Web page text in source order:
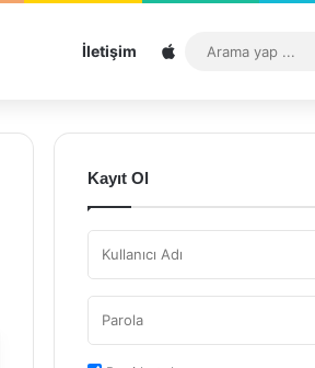
İletişim Sitemap
Kayıt Ol